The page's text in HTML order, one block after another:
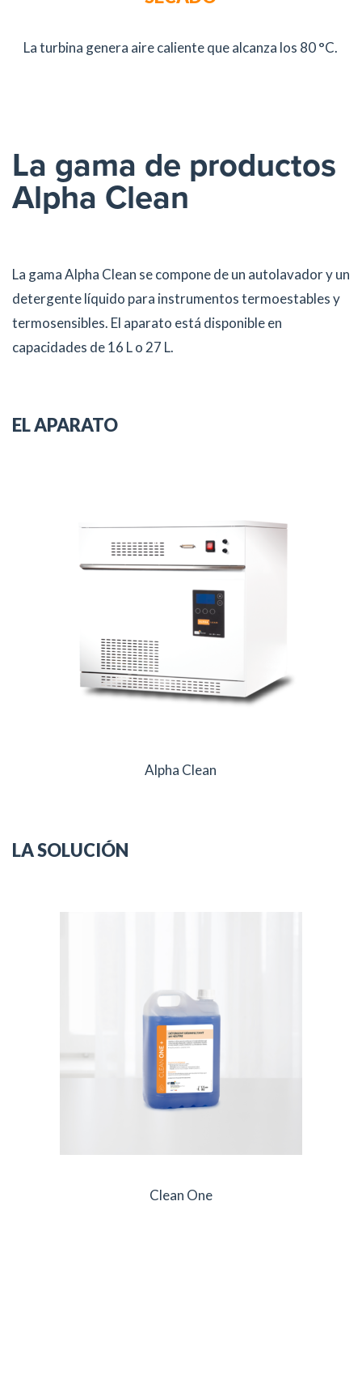
La turbina genera aire caliente que alcanza los 80 °C.
La gama de productos
Alpha Clean
La gama Alpha Clean se compone de un autolavador y un
detergente líquido para instrumentos termoestables y
termosensibles. El aparato está disponible en
capacidades de 16 L o 27 L.
EL APARATO
Alpha Clean
LA SOLUCIÓN
Clean One